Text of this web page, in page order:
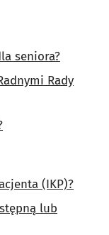
seniora?
Rady
(IKP)?
lub